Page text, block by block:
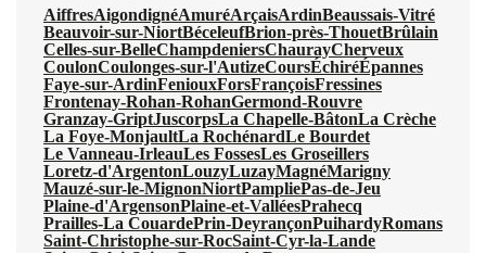
AiffresAigondignéAmuréArçaisArdinBeaussais-Vitré
Beauvoir-sur-NiortBéceleufBrion-près-ThouetBrûlain
Celles-sur-BelleChampdeniersChaurayCherveux
CoulonCoulonges-sur-l'AutizeCoursÉchiréÉpannes
Faye-sur-ArdinFeniouxForsFrançoisFressines
Frontenay-Rohan-RohanGermond-Rouvre
Granzay-GriptJuscorpsLa Chapelle-BâtonLa Crèche
La Foye-MonjaultLa RochénardLe Bourdet
Le Vanneau-IrleauLes FossesLes Groseillers
Loretz-d'ArgentonLouzyLuzayMagnéMarigny
Mauzé-sur-le-MignonNiortPampliePas-de-Jeu
Plaine-d'ArgensonPlaine-et-ValléesPrahecq
Prailles-La CouardePrin-DeyrançonPuihardyRomans
Saint-Christophe-sur-RocSaint-Cyr-la-Lande